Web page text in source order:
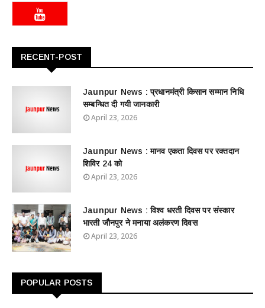
RECENT-POST
Jaunpur News : ​प्रधानमंत्री किसान सम्मान निधि
सम्बन्धित दी गयी जानकारी
April 23, 2026
Jaunpur News : ​मानव एकता दिवस पर रक्तदान
शिविर 24 को
April 23, 2026
Jaunpur News : विश्व धरती दिवस पर संस्कार
भारती जौनपुर ने मनाया अलंकरण दिवस
April 23, 2026
POPULAR POSTS